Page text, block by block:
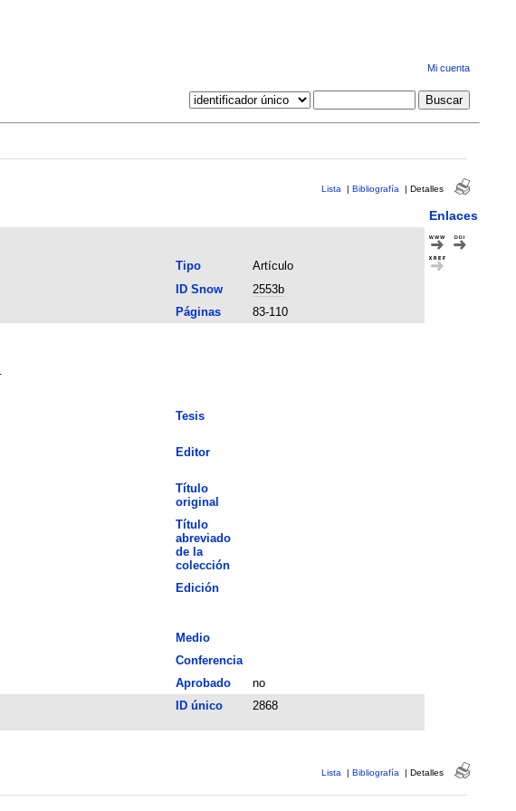
Mi cuenta
Lista | Bibliografía | Detalles
Enlaces
Tipo
Artículo
ID Snow
2553b
Páginas
83-110
Tesis
Editor
Título
original
Título
abreviado
de la
colección
Edición
Medio
Conferencia
Aprobado
no
ID único 2868
Lista | Bibliografía | Detalles